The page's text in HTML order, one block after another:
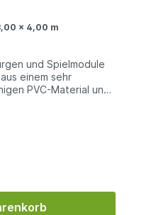
x 4,00 m
und Spielmodule
einem sehr
PVC-Material und
sich um Beispiel, die
können abweichen.